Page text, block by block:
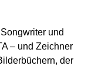
und
– und Zeichner
der